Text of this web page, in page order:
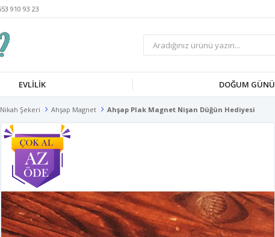
910 93 23
EVLILIK DOĞUM GÜNÜ
Nikah Şekeri Ahşap Magnet Ahşap Plak Magnet Nişan Düğün Hediyesi